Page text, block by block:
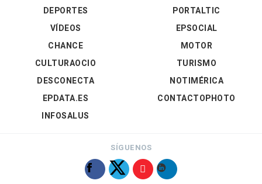
DEPORTES
VÍDEOS
PORTALTIC
EPSOCIAL
CHANCE
CULTURAOCIO
DESCONECTA
EPDATA.ES
INFOSALUS
MOTOR
TURISMO
NOTIMÉRICA
CONTACTOPHOTO
SÍGUENOS